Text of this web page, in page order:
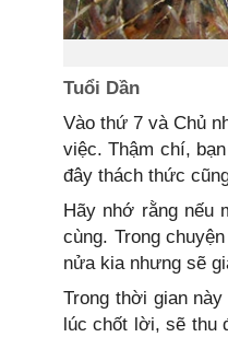
Tuổi Dần
Vào thứ 7 và Chủ
việc. Thậm chí,
đây thách thức
Hãy nhớ rằng nếu
cùng. Trong
nửa kia nhưng sẽ
Trong thời gian
lúc chốt lời, sẽ thu